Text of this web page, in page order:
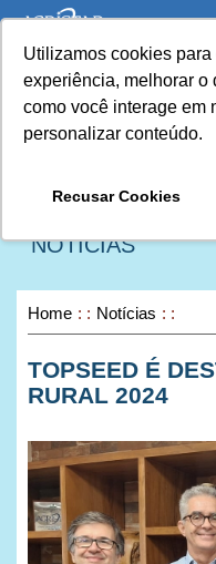
Utilizamos cookies
experiência, melhorar o
como você interage em
personalizar conteúdo.
Recusar Cookies
to Content
NOTÍCIAS
Home Notícias
TOPSEED É
RURAL 2024